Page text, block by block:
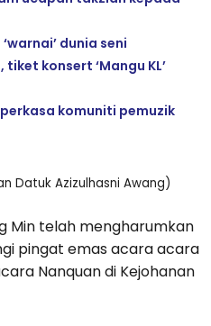
dunia seni
konsert ‘Mangu KL’
perkasa komuniti pemuzik
Datuk Azizulhasni Awang)
Min telah mengharumkan
pingat emas acara acara
Nanquan di Kejohanan